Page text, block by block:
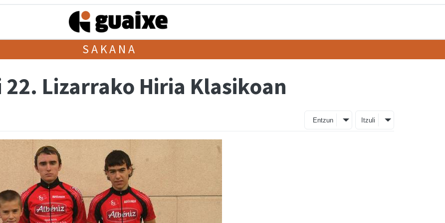
SAKANA
Lizarrako Hiria Klasikoan
Entzun Itzuli